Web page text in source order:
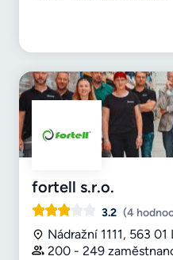
fortell s.r.o.
3.2 (4
Nádražní 1111, 563 01
200 - 249